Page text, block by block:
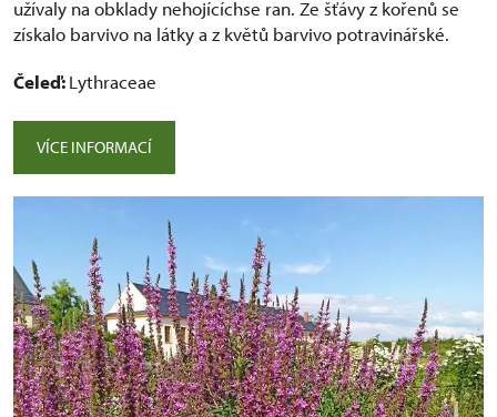
užívaly na obklady nehojícíchse ran. Ze šťávy z kořenů se
získalo barvivo na látky a z květů barvivo potravinářské.
Čeleď:Lythraceae
VÍCE INFORMACÍ